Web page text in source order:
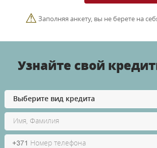
⚠ Заполняя анкету, вы не берете на
Узнайте свой